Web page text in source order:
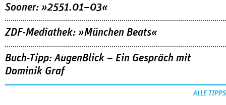
Sooner: »2551.01–03«
ZDF-Mediathek: »München Beats«
Buch-Tipp: AugenBlick – Ein Gespräch mit
Dominik Graf
ALLE TIPPS